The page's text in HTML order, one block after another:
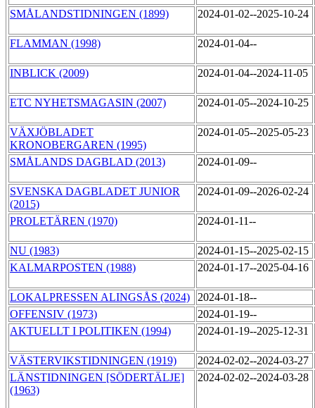
SMÅLANDSTIDNINGEN (1899) 2024-01-02--2025-10-24
FLAMMAN (1998) 2024-01-04--
INBLICK (2009) 2024-01-04--2024-11-05
ETC NYHETSMAGASIN (2007) 2024-01-05--2024-10-25
VÄXJÖBLADET
KRONOBERGAREN (1995)
2024-01-05--2025-05-23
SMÅLANDS DAGBLAD (2013) 2024-01-09--
SVENSKA DAGBLADET JUNIOR
(2015)
2024-01-09--2026-02-24
PROLETÄREN (1970) 2024-01-11--
NU (1983)
2024-01-15--2025-02-15
KALMARPOSTEN (1988)
2024-01-17--2025-04-16
LOKALPRESSEN ALINGSÅS (2024)
2024-01-18--
OFFENSIV (1973)
2024-01-19--
AKTUELLT I POLITIKEN (1994)
2024-01-19--2025-12-31
VÄSTERVIKSTIDNINGEN (1919)
2024-02-02--2024-03-27
LÄNSTIDNINGEN [SÖDERTÄLJE]
(1963)
2024-02-02--2024-03-28